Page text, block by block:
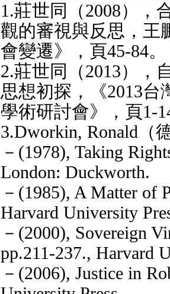
1.莊世同（2008），
觀的審視與反思，王
會變遷》，頁45-84。
2.莊世同（2013），
思想初探，《2013
學術研討會》，頁1-
3.Dworkin, Ronald（
－(1978), Taking
London: Duckworth.
－(1985), A Matter of
Harvard University
－(2000), Sovereign
pp.211-237., Harvard
－(2006), Justice in